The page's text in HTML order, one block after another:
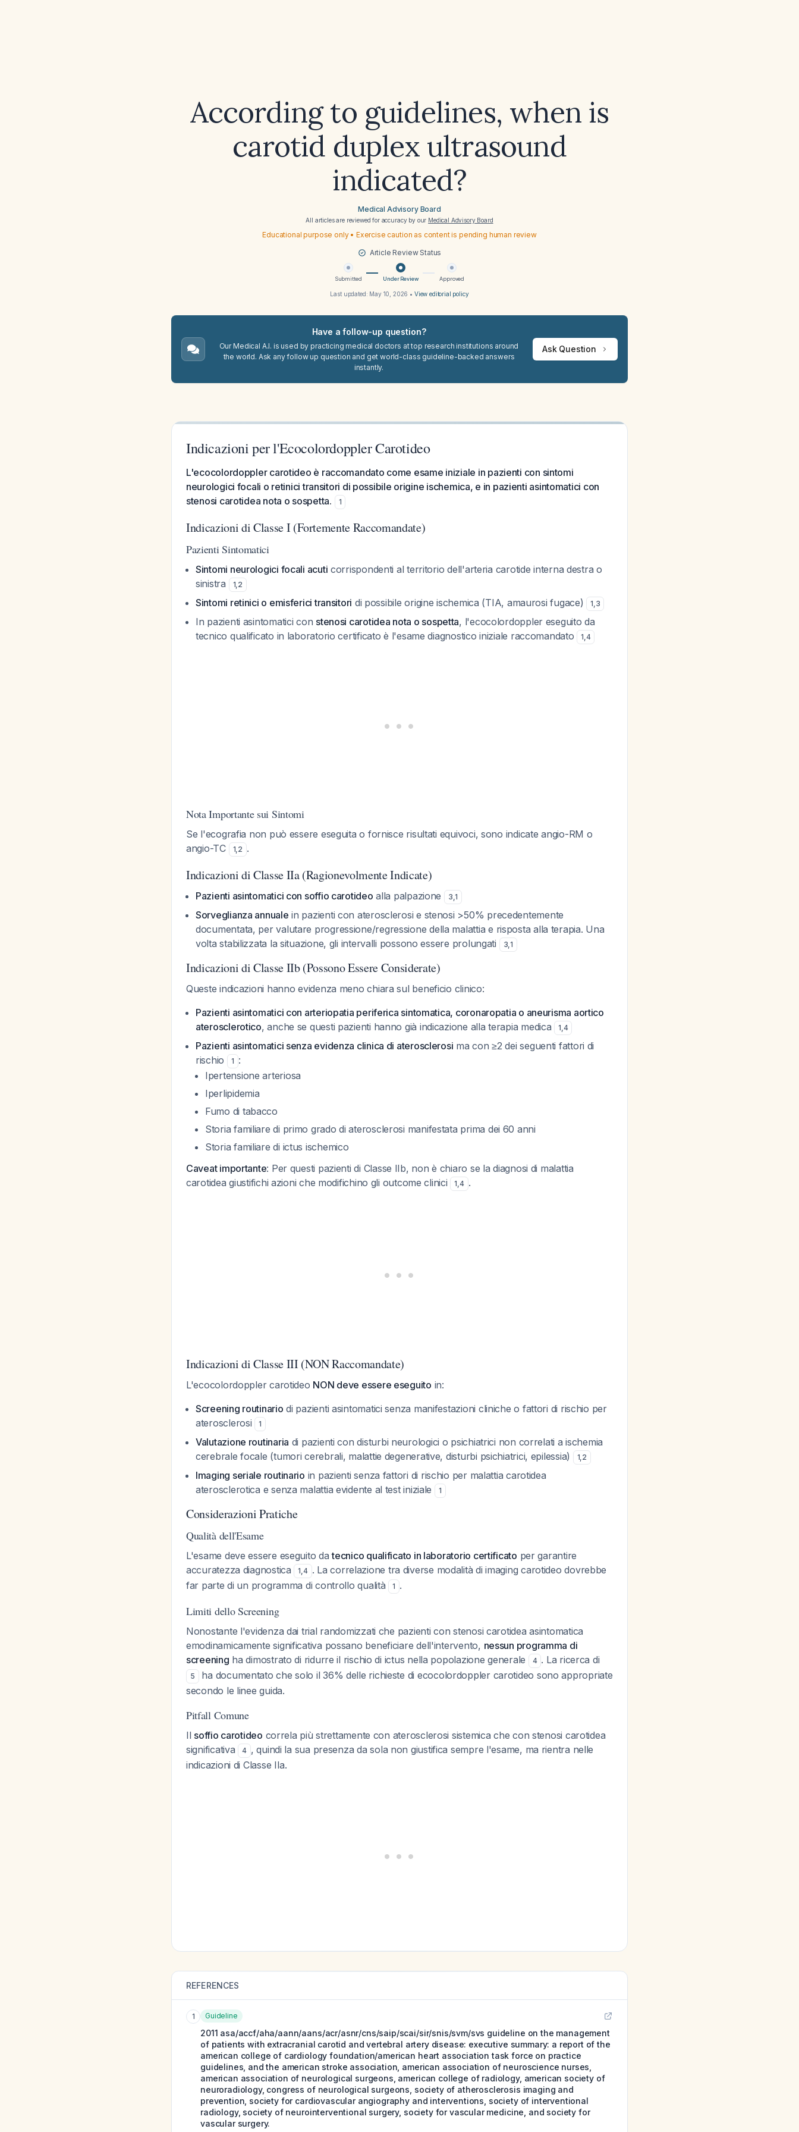
According to guidelines, when is
carotid duplex ultrasound
indicated?
Medical Advisory Board
All articles are reviewed for accuracy by our Medical Advisory Board
Educational purpose only • Exercise caution as content is pending human review
Article Review Status
Submitted Under Review Approved
Last updated: May 10, 2026 • View editorial policy
Have a follow-up question?
Our Medical A.I. is used by practicing medical doctors at top research institutions around
the world. Ask any follow up question and get world-class guideline-backed answers
instantly.
Ask Question
Indicazioni per l'Ecocolordoppler Carotideo
L'ecocolordoppler carotideo è raccomandato come esame iniziale in pazienti con sintomi
neurologici focali o retinici transitori di possibile origine ischemica, e in pazienti asintomatici con
stenosi carotidea nota o sospetta.
1
Indicazioni di Classe I (Fortemente Raccomandate)
Pazienti Sintomatici
Sintomi neurologici focali acuti corrispondenti al territorio dell'arteria carotide interna destra o
sinistra
1,2
Sintomi retinici o emisferici transitori di possibile origine ischemica (TIA, amaurosi fugace) 1,3
In pazienti asintomatici con stenosi carotidea nota o sospetta, l'ecocolordoppler eseguito da
tecnico qualificato in laboratorio certificato è l'esame diagnostico iniziale raccomandato
1,4
Nota Importante sui Sintomi
Se l'ecografia non può essere eseguita o fornisce risultati equivoci, sono indicate angio-RM o
angio-TC
1,2 .
Indicazioni di Classe IIa (Ragionevolmente Indicate)
Pazienti asintomatici con soffio carotideo alla palpazione 3,1
Sorveglianza annuale in pazienti con aterosclerosi e stenosi >50% precedentemente
documentata, per valutare progressione/regressione della malattia e risposta alla terapia. Una
volta stabilizzata la situazione, gli intervalli possono essere prolungati
3,1
Indicazioni di Classe IIb (Possono Essere Considerate)
Queste indicazioni hanno evidenza meno chiara sul beneficio clinico:
Pazienti asintomatici con arteriopatia periferica sintomatica, coronaropatia o aneurisma aortico
aterosclerotico, anche se questi pazienti hanno già indicazione alla terapia medica 1,4
Pazienti asintomatici senza evidenza clinica di aterosclerosi ma con ≥2 dei seguenti fattori di
rischio
1 :
Ipertensione arteriosa
Iperlipidemia
Fumo di tabacco
Storia familiare di primo grado di aterosclerosi manifestata prima dei 60 anni
Storia familiare di ictus ischemico
Caveat importante: Per questi pazienti di Classe IIb, non è chiaro se la diagnosi di malattia
carotidea giustifichi azioni che modifichino gli outcome clinici
1,4 .
Indicazioni di Classe III (NON Raccomandate)
L'ecocolordoppler carotideo NON deve essere eseguito in:
Screening routinario di pazienti asintomatici senza manifestazioni cliniche o fattori di rischio per
aterosclerosi
1
Valutazione routinaria di pazienti con disturbi neurologici o psichiatrici non correlati a ischemia
cerebrale focale (tumori cerebrali, malattie degenerative, disturbi psichiatrici, epilessia)
1,2
Imaging seriale routinario in pazienti senza fattori di rischio per malattia carotidea
aterosclerotica e senza malattia evidente al test iniziale
1
Considerazioni Pratiche
Qualità dell'Esame
L'esame deve essere eseguito datecnico qualificato in laboratorio certificato per garantire
accuratezza diagnostica
1,4 . La correlazione tra diverse modalità di imaging carotideo dovrebbe
far parte di un programma di controllo qualità
1 .
Limiti dello Screening
Nonostante l'evidenza dai trial randomizzati che pazienti con stenosi carotidea asintomatica
emodinamicamente significativa possano beneficiare dell'intervento, nessun programma di
screening ha dimostrato di ridurre il rischio di ictus nella popolazione generale 4 . La ricerca di
5
ha documentato che solo il 36% delle richieste di ecocolordoppler carotideo sono appropriate
secondo le linee guida.
Pitfall Comune
Il soffio carotideo correla più strettamente con aterosclerosi sistemica che con stenosi carotidea
significativa
4 , quindi la sua presenza da sola non giustifica sempre l'esame, ma rientra nelle
indicazioni di Classe IIa.
REFERENCES
1 Guideline
2011 asa/accf/aha/aann/aans/acr/asnr/cns/saip/scai/sir/snis/svm/svs guideline on the management
of patients with extracranial carotid and vertebral artery disease: executive summary: a report of the
american college of cardiology foundation/american heart association task force on practice
guidelines, and the american stroke association, american association of neuroscience nurses,
american association of neurological surgeons, american college of radiology, american society of
neuroradiology, congress of neurological surgeons, society of atherosclerosis imaging and
prevention, society for cardiovascular angiography and interventions, society of interventional
radiology, society of neurointerventional surgery, society for vascular medicine, and society for
vascular surgery.